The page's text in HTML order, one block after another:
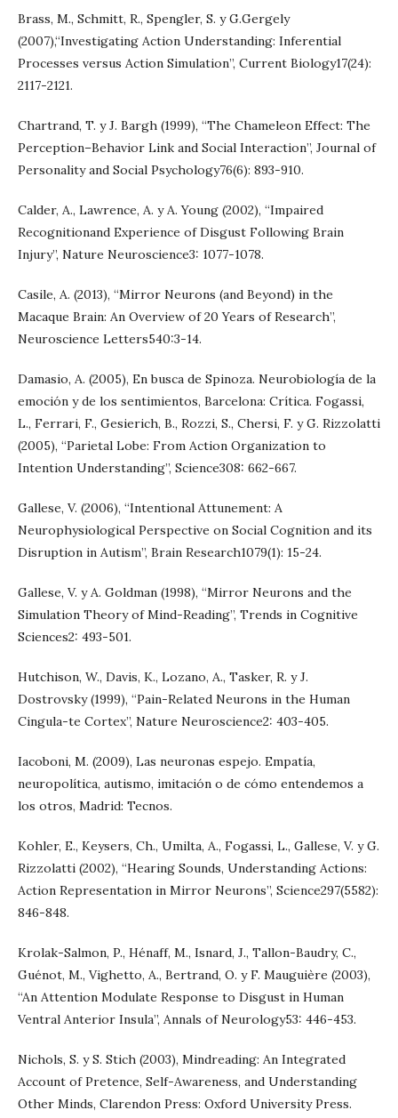
Brass, M., Schmitt, R., Spengler, S. y G.Gergely
(2007),“Investigating Action Understanding: Inferential
Processes versus Action Simulation”, Current Biology17(24):
2117-2121.
Chartrand, T. y J. Bargh (1999), “The Chameleon Effect: The
Perception–Behavior Link and Social Interaction”, Journal of
Personality and Social Psychology76(6): 893-910.
Calder, A., Lawrence, A. y A. Young (2002), “Impaired
Recognitionand Experience of Disgust Following Brain
Injury”, Nature Neuroscience3: 1077-1078.
Casile, A. (2013), “Mirror Neurons (and Beyond) in the
Macaque Brain: An Overview of 20 Years of Research”,
Neuroscience Letters540:3-14.
Damasio, A. (2005), En busca de Spinoza. Neurobiología de la
emoción y de los sentimientos, Barcelona: Crítica. Fogassi,
L., Ferrari, F., Gesierich, B., Rozzi, S., Chersi, F. y G. Rizzolatti
(2005), “Parietal Lobe: From Action Organization to
Intention Understanding”, Science308: 662-667.
Gallese, V. (2006), “Intentional Attunement: A
Neurophysiological Perspective on Social Cognition and its
Disruption in Autism”, Brain Research1079(1): 15-24.
Gallese, V. y A. Goldman (1998), “Mirror Neurons and the
Simulation Theory of Mind-Reading”, Trends in Cognitive
Sciences2: 493-501.
Hutchison, W., Davis, K., Lozano, A., Tasker, R. y J.
Dostrovsky (1999), “Pain-Related Neurons in the Human
Cingula-te Cortex”, Nature Neuroscience2: 403-405.
Iacoboni, M. (2009), Las neuronas espejo. Empatía,
neuropolítica, autismo, imitación o de cómo entendemos a
los otros, Madrid: Tecnos.
Kohler, E., Keysers, Ch., Umilta, A., Fogassi, L., Gallese, V. y G.
Rizzolatti (2002), “Hearing Sounds, Understanding Actions:
Action Representation in Mirror Neurons”, Science297(5582):
846-848.
Krolak-Salmon, P., Hénaff, M., Isnard, J., Tallon-Baudry, C.,
Guénot, M., Vighetto, A., Bertrand, O. y F. Mauguière (2003),
“An Attention Modulate Response to Disgust in Human
Ventral Anterior Insula”, Annals of Neurology53: 446-453.
Nichols, S. y S. Stich (2003), Mindreading: An Integrated
Account of Pretence, Self-Awareness, and Understanding
Other Minds, Clarendon Press: Oxford University Press.